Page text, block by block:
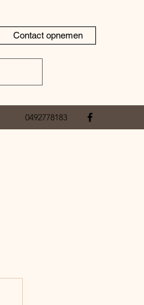
Contact opnemen
0492778183